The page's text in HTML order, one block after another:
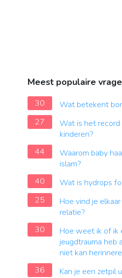
Meest populaire
30
Wat betekent
27
Wat is het
kinderen?
44
Waarom baby
islam?
40
Wat is hydrops
25
Hoe vind je
relatie?
30
Hoe weet ik of ik
jeugdtrauma heb
niet kan
36
Kan je een zetpil